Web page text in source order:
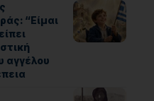
“Είμαι
αγγέλου